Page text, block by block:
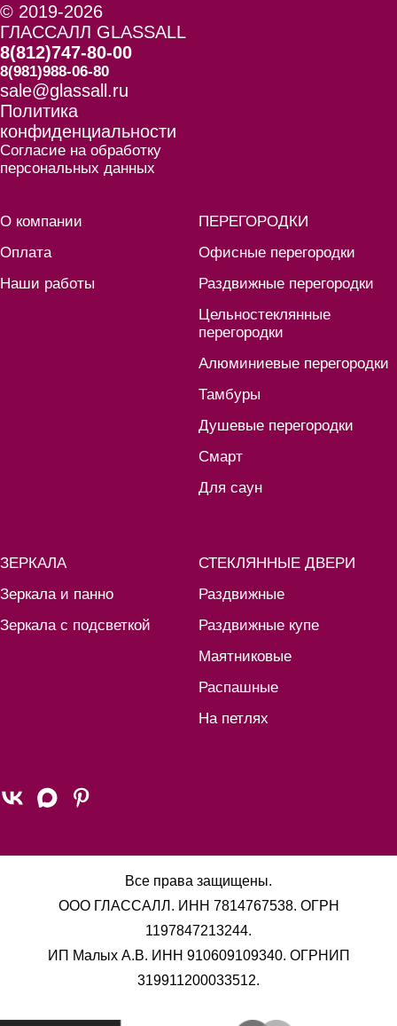
© 2019-2026
ГЛАССАЛЛ GLASSALL
8(812)747-80-00
8(981)988-06-80
sale@glassall.ru
Политика
конфиденциальности
Согласие на обработку
персональных данных
О компании
Оплата
Наши работы
ПЕРЕГОРОДКИ
Офисные перегородки
Раздвижные перегородки
Цельностеклянные
перегородки
Алюминиевые перегородки
Тамбуры
Душевые перегородки
Смарт
Для саун
ЗЕРКАЛА
Зеркала и панно
Зеркала с подсветкой
СТЕКЛЯННЫЕ ДВЕРИ
Раздвижные
Раздвижные купе
Маятниковые
Распашные
На петлях
Все права защищены.
ООО ГЛАССАЛЛ. ИНН 7814767538. ОГРН
1197847213244.
ИП Малых А.В. ИНН 910609109340. ОГРНИП
319911200033512.